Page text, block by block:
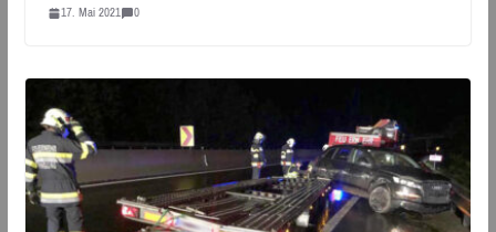
17. Mai 2021 0